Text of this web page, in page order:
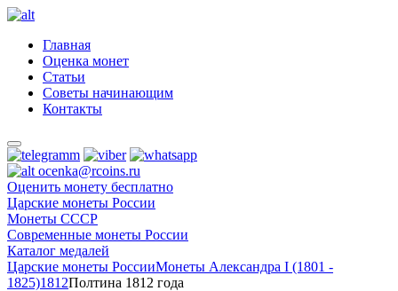
Главная
Оценка монет
Статьи
Советы начинающим
Контакты
ocenka@rcoins.ru
Оценить монету бесплатно
Царские монеты России
Монеты СССР
Современные монеты России
Каталог медалей
Царские монеты РоссииМонеты Александра I (1801 -
1825)1812Полтина 1812 года